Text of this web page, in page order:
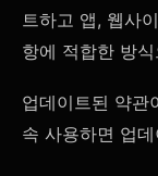
트하고 앱, 웹사
항에 적합한 방
업데이트된 약
속 사용하면 업